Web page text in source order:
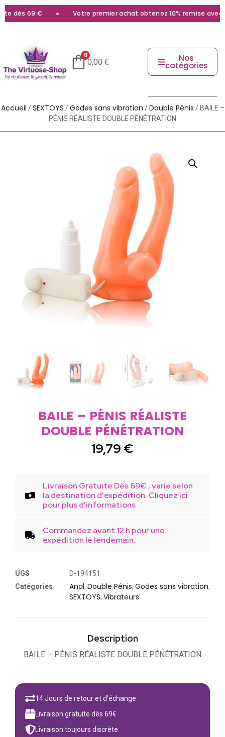
dès 69 € Votre premier achat obtenez 10% remise avec le
0
0,00 € Nos
catégories
Accueil /SEXTOYS /Godes sans vibration /Double Pénis / BAILE –
PÉNIS RÉALISTE DOUBLE PÉNÉTRATION
BAILE – PÉNIS RÉALISTE
DOUBLE PÉNÉTRATION
19,79 €
Livraison Gratuite Dès 69€ , varie selon
la destination d'expédition. Cliquez ici
pour plus d'informations
Commandez avant 12 h pour une
expédition le lendemain.
UGS
D-194151
Catégories
Anal, Double Pénis, Godes sans vibration,
SEXTOYS, Vibrateurs
Description
BAILE – PÉNIS RÉALISTE DOUBLE PÉNÉTRATION
14 Jours de retour et d'échange
Livraison gratuite dès 69€
Livraison toujours discrète